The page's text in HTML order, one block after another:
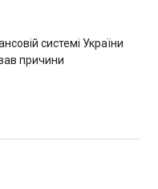
системі України
причини